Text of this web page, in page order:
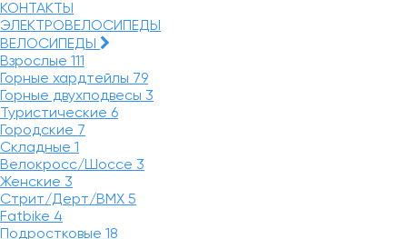
КОНТАКТЫ
ЭЛЕКТРОВЕЛОСИПЕДЫ
ВЕЛОСИПЕДЫ
Взрослые 111
Горные хардтейлы 79
Горные двухподвесы 3
Туристические 6
Городские 7
Складные 1
Велокросс/Шоссе 3
Женские 3
Стрит/Дерт/BMX 5
Fatbike 4
Подростковые 18